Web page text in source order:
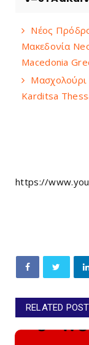
Νέος
Μακεδονία
Macedonia
Μασχολούρι
Karditsa
https://
RELATED